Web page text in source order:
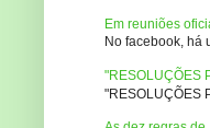
Em reuniões
No facebook, há
"RESOLUÇÕES
"RESOLUÇÕES